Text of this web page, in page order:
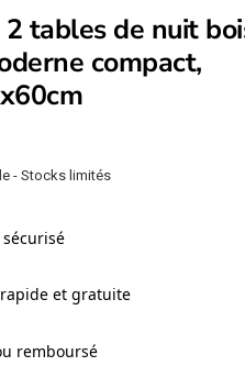
tables de nuit
compact,
- Stocks limités
et gratuite
remboursé